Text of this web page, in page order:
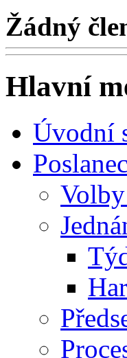
Žádný
Hlavní
Úvodní